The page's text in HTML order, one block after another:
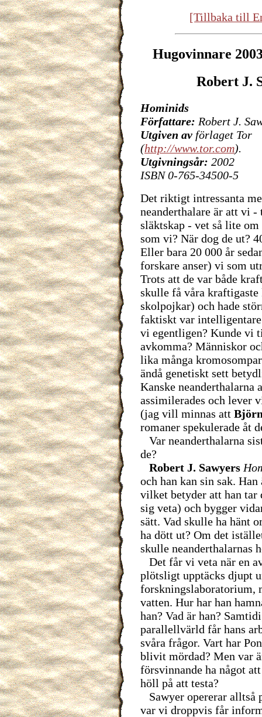
[Tillbaka till
Hugovinnare
Robert J.
Hominids
Författare: Robert J.
Utgiven av förlaget Tor
(http://www.tor.com).
Utgivningsår: 2002
ISBN 0-765-34500-5
Det riktigt intressanta
neanderthalare är att vi -
släktskap - vet så lite om
som vi? När dog de ut?
Eller bara 20 000 år
forskare anser) vi som
Trots att de var både
skulle få våra kraftigaste
skolpojkar) och hade
faktiskt var
vi egentligen? Kunde vi
avkomma? Människor
lika många
ändå genetiskt sett
Kanske neanderthalarna
assimilerades och lever
(jag vill minnas att
romaner spekulerade åt
Var neanderthalarna
de?
Robert J. Sawyers
och han kan sin sak.
vilket betyder att han
sig veta) och bygger
sätt. Vad skulle ha hänt
ha dött ut? Om det
skulle neanderthalarnas
Det får vi veta när en
plötsligt upptäcks djupt
forskningslaboratorium,
vatten. Hur har han
han? Vad är han?
parallellvärld får hans
svåra frågor. Vart har
blivit mördad? Men var
försvinnande ha något
höll på att testa?
Sawyer opererar alltså
var vi droppvis får